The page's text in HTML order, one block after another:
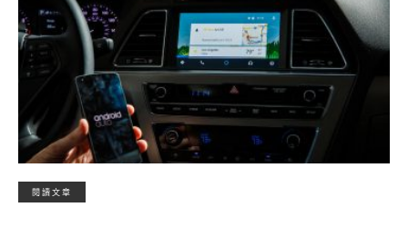
閱讀文章